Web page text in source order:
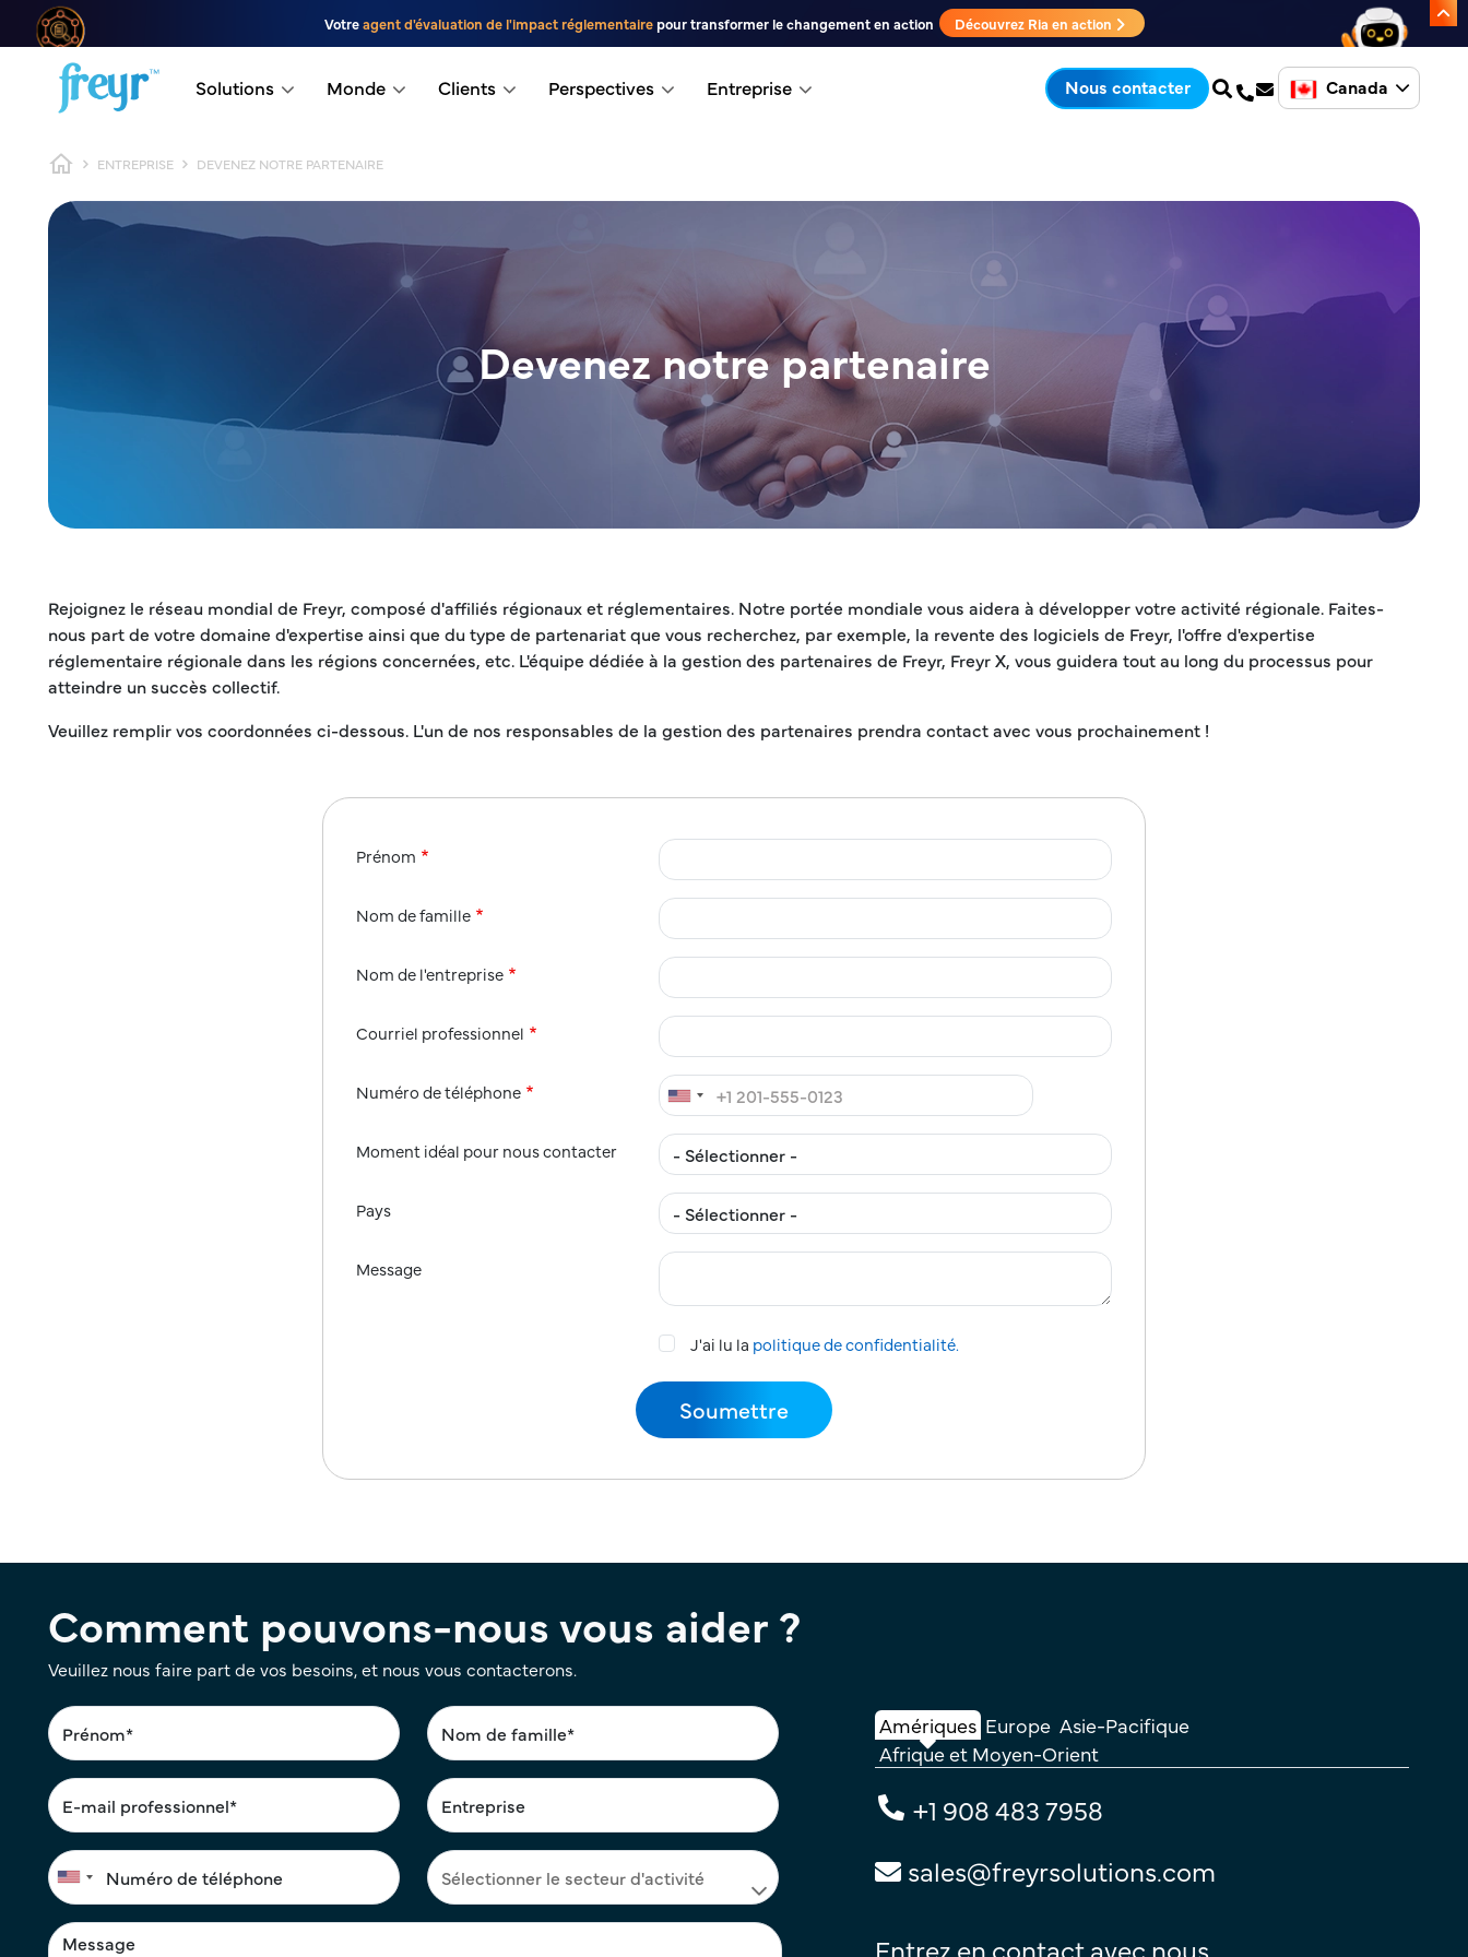
Passer au contenu principal Votreagent d'évaluation de l'impact réglementairepour transformer le changement en action Découvrez Ria en action
Solutions Monde Clients Perspectives Entreprise Nous contacter Canada
Fil d'Ariane
ENTREPRISE DEVENEZ NOTRE PARTENAIRE
Devenez notre partenaire
Rejoignez le réseau mondial de Freyr, composé d'affiliés régionaux et réglementaires. Notre portée mondiale vous aidera à développer votre activité régionale. Faites-
nous part de votre domaine d'expertise ainsi que du type de partenariat que vous recherchez, par exemple, la revente des logiciels de Freyr, l'offre d'expertise
réglementaire régionale dans les régions concernées, etc. L'équipe dédiée à la gestion des partenaires de Freyr, Freyr X, vous guidera tout au long du processus pour
atteindre un succès collectif.
Veuillez remplir vos coordonnées ci-dessous. L'un de nos responsables de la gestion des partenaires prendra contact avec vous prochainement !
Prénom
Nom de famille
Nom de l'entreprise
Courriel professionnel
Numéro de téléphone
Moment idéal pour nous contacter
Pays
Message
J'ai lu la politique de confidentialité.
Comment pouvons-nous vous aider ?
Veuillez nous faire part de vos besoins, et nous vous contacterons.
Amériques Europe Asie-Pacifique
Afrique et Moyen-Orient
+1 908 483 7958
sales@freyrsolutions.com
Entrez en contact avec nous